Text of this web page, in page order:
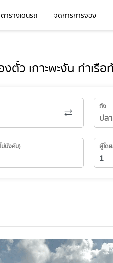
ตารางเดินรถ จัดการการจอง
งตั๋ว เกาะพะงัน ท่าเรื
ถึง
ม่บังคับ) ผู้โด